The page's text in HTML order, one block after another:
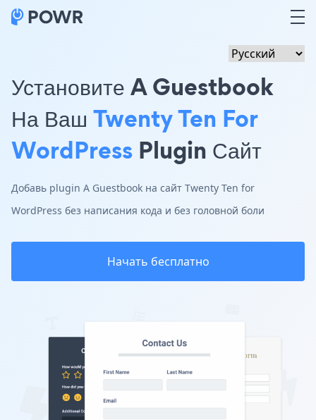
Установите A Guestbook
На Ваш Twenty Ten For
WordPress Plugin Сайт
Добавь plugin A Guestbook на сайт Twenty Ten for
WordPress без написания кода и без головной боли
Начать бесплатно